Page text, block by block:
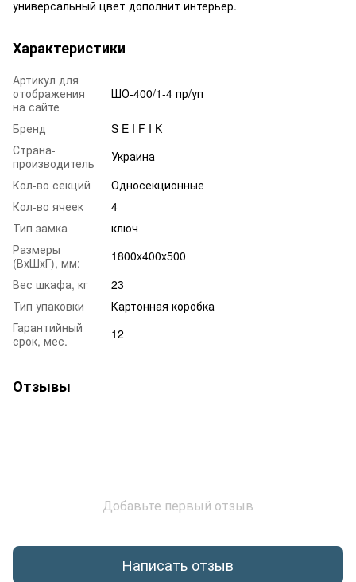
универсальный цвет дополнит интерьер.
Характеристики
Артикул для
отображения
на сайте
ШО-400/1-4 пр/уп
Бренд
S E I F I K
Страна-
производитель
Украина
Кол-во секций
Односекционные
Кол-во ячеек
4
Тип замка
ключ
Размеры
(ВхШхГ), мм:
1800x400x500
Вес шкафа, кг
23
Тип упаковки
Картонная коробка
Гарантийный
срок, мес.
12
Отзывы
Добавьте первый отзыв
Написать отзыв